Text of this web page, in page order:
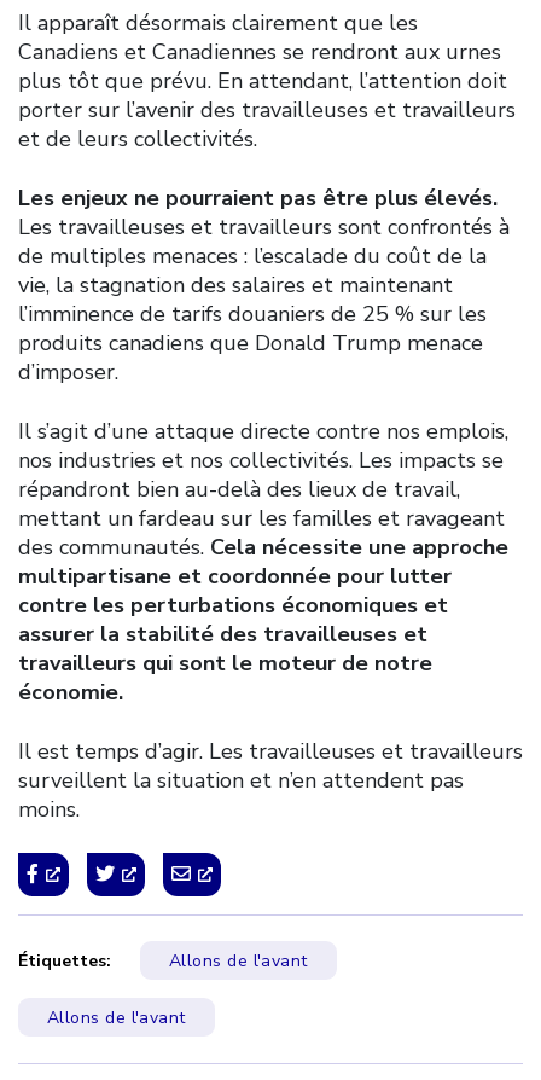
Il apparaît désormais clairement que les
Canadiens et Canadiennes se rendront aux urnes
plus tôt que prévu. En attendant, l’attention doit
porter sur l’avenir des travailleuses et travailleurs
et de leurs collectivités.
Les enjeux ne pourraient pas être plus élevés.
Les travailleuses et travailleurs sont confrontés à
de multiples menaces : l’escalade du coût de la
vie, la stagnation des salaires et maintenant
l’imminence de tarifs douaniers de 25 % sur les
produits canadiens que Donald Trump menace
d’imposer.
Il s’agit d’une attaque directe contre nos emplois,
nos industries et nos collectivités. Les impacts se
répandront bien au-delà des lieux de travail,
mettant un fardeau sur les familles et ravageant
des communautés. Cela nécessite une approche
multipartisane et coordonnée pour lutter
contre les perturbations économiques et
assurer la stabilité des travailleuses et
travailleurs qui sont le moteur de notre
économie.
Il est temps d’agir. Les travailleuses et travailleurs
surveillent la situation et n’en attendent pas
moins.
Étiquettes: Allons de l'avant
Allons de l'avant